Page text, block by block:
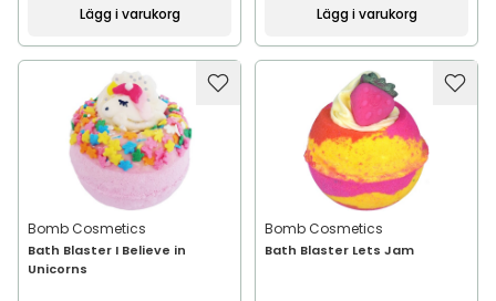
Lägg i varukorg Lägg i varukorg
Bomb Cosmetics
Bath Blaster I Believe in
Unicorns
Bomb Cosmetics
Bath Blaster Lets Jam